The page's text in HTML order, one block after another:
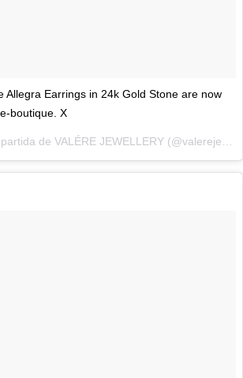
Allegra Earrings in 24k Gold Stone are now
boutique. X